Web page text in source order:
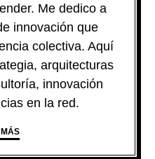
Me dedico a
innovación que
colectiva. Aquí
arquitecturas
innovación
en la red.